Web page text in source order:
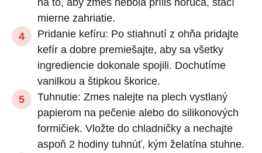
mierne zahriatie.
Pridanie kefíru: Po stiahnutí z ohňa pridajte
kefír a dobre premiešajte, aby sa všetky
ingrediencie dokonale spojili. Dochutíme
vanilkou a štipkou škorice.
Tuhnutie: Zmes nalejte na plech vystlaný
papierom na pečenie alebo do silikonových
formičiek. Vložte do chladničky a nechajte
aspoň 2 hodiny tuhnúť, kým želatína stuhne.